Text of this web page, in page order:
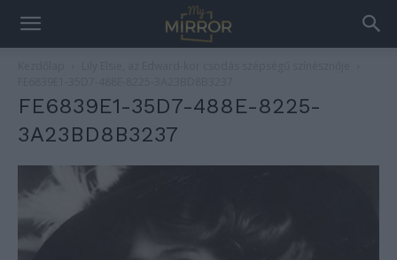
FE6839E1-35D7-488E-8225-
3A23BD8B3237